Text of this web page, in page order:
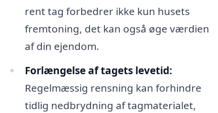
rent tag forbedrer ikke kun husets
fremtoning, det kan også øge værdien
af din ejendom.
Forlængelse af tagets levetid:
Regelmæssig rensning kan forhindre
tidlig nedbrydning af tagmaterialet,